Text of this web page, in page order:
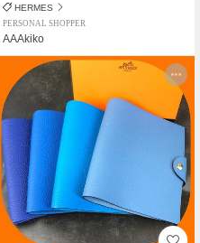
HERMES
PERSONAL SHOPPER
AAAkiko